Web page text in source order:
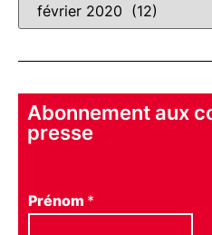
Abonnement aux
presse
Prénom *